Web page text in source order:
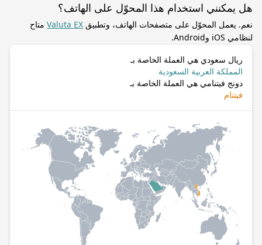
هل يمكنني استخدام هذا المحوّل على الهاتف؟
نعم. يعمل المحوّل على متصفحات الهاتف، وتطبيق Valuta EX متاح
لنظامي iOS وAndroid.
ريال سعودي هي العملة الخاصة بـ
المملكة العربية السعودية
دونج فيتنامي هي العملة الخاصة بـ
فيتنام